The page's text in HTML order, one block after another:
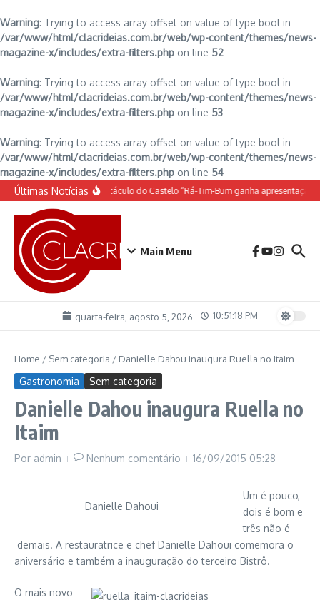
Warning: Trying to access array offset on value of type bool in
/var/www/html/clacrideias.com.br/web/wp-content/themes/news-
magazine-x/includes/extra-filters.php on line 52
Warning: Trying to access array offset on value of type bool in
/var/www/html/clacrideias.com.br/web/wp-content/themes/news-
magazine-x/includes/extra-filters.php on line 53
Warning: Trying to access array offset on value of type bool in
/var/www/html/clacrideias.com.br/web/wp-content/themes/news-
magazine-x/includes/extra-filters.php on line 54
Ir para o conteúdo
Últimas NotíciasO espetáculo do Castelo “Rá-Tim-Bum ganha apresentação
Main Menu
quarta-feira, agosto 5, 2026 10:51:18 PM
Home / Sem categoria / Danielle Dahou inaugura Ruella no Itaim
Gastronomia Sem categoria
Danielle Dahou inaugura Ruella no
Itaim
Por admin Nenhum comentário 16/09/2015 05:28
Danielle Dahoui
Um é pouco,
dois é bom e
três não é
demais. A restauratrice e chef Danielle Dahoui comemora o
aniversário e também a inauguração do terceiro Bistrô.
O mais novo